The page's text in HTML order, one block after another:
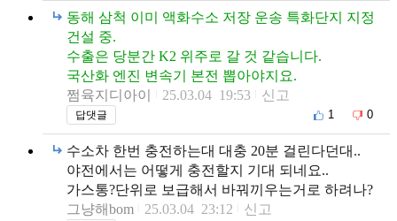
동해 삼척 이미 액화수소 저장 운송 특화단지 지정
건설 중.
수출은 당분간 K2 위주로 갈 것 같습니다.
국산화 엔진 변속기 본전 뽑아야지요.
쩜육지디아이
25.03.04 19:53 신고
답댓글 1 0
수소차 한번 충전하는대 대충 20분 걸린다던대..
야전에서는 어떻게 충전할지 기대 되네요..
가스통?단위로 보급해서 바꿔끼우는거로 하려나?
그냥해bom
25.03.04 23:12 신고